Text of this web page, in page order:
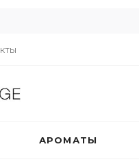
АРОМАТЫ